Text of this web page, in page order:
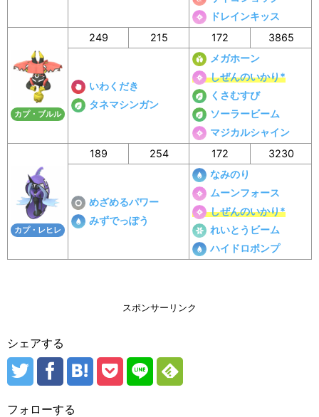
ドレインキッス
カプ・ブルル
249 215 172 3865
いわくだき
タネマシンガン
メガホーン
しぜんのいかり*
くさむすび
ソーラービーム
マジカルシャイン
カプ・レヒレ
189 254 172 3230
めざめるパワー
みずでっぽう
なみのり
ムーンフォース
しぜんのいかり*
れいとうビーム
ハイドロポンプ
スポンサーリンク
シェアする
フォローする